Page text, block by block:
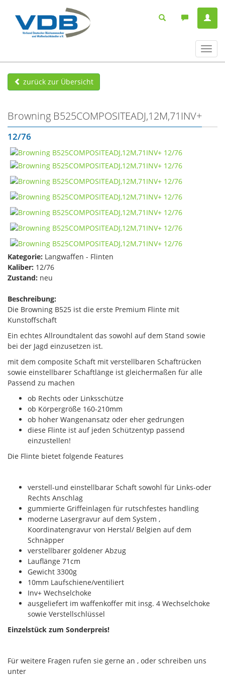
ein-/
zurück zur Übersicht
Browning B525COMPOSITEADJ,12M,71INV+
12/76
Kategorie: Langwaffen - Flinten
Kaliber: 12/76
Zustand: neu
Beschreibung:
Die Browning B525 ist die erste Premium Flinte mit
Kunstoffschaft
Ein echtes Allroundtalent das sowohl auf dem Stand sowie
bei der Jagd einzusetzen ist.
mit dem composite Schaft mit verstellbaren Schaftrücken
sowie einstellbarer Schaftlänge ist gleichermaßen für alle
Passend zu machen
ob Rechts oder Linksschütze
ob Körpergröße 160-210mm
ob hoher Wangenansatz oder eher gedrungen
diese Flinte ist auf jeden Schützentyp passend
einzustellen!
Die Flinte bietet folgende Features
verstell-und einstellbarar Schaft sowohl für Links-oder
Rechts Anschlag
gummierte Griffeinlagen für rutschfestes handling
moderne Lasergravur auf dem System ,
Koordinatengravur von Herstal/ Belgien auf dem
Schnäpper
verstellbarer goldener Abzug
Lauflänge 71cm
Gewicht 3300g
10mm Laufschiene/ventiliert
Inv+ Wechselchoke
ausgeliefert im waffenkoffer mit insg. 4 Wechselchoke
sowie Verstellschlüssel
Einzelstück zum Sonderpreis!
Für weitere Fragen rufen sie gerne an , oder schreiben uns
unter